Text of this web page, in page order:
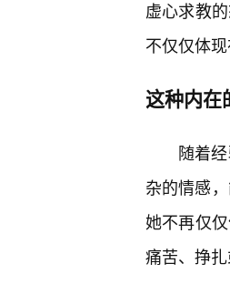
虚心求教
不仅仅体
这种内在
随着
杂的情感
她不再仅
痛苦、挣